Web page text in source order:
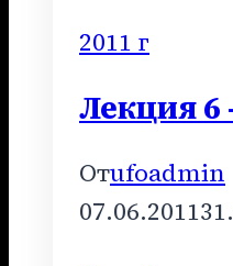
2011 г
Лекция 6
Отufoadmin
07.06.2011